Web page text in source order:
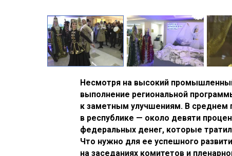
Несмотря на высокий
выполнение региональной
к заметным улучшениям. В среднем
в республике — около девяти
федеральных денег, которые
Что нужно для ее успешного
на заседаниях комитетов и